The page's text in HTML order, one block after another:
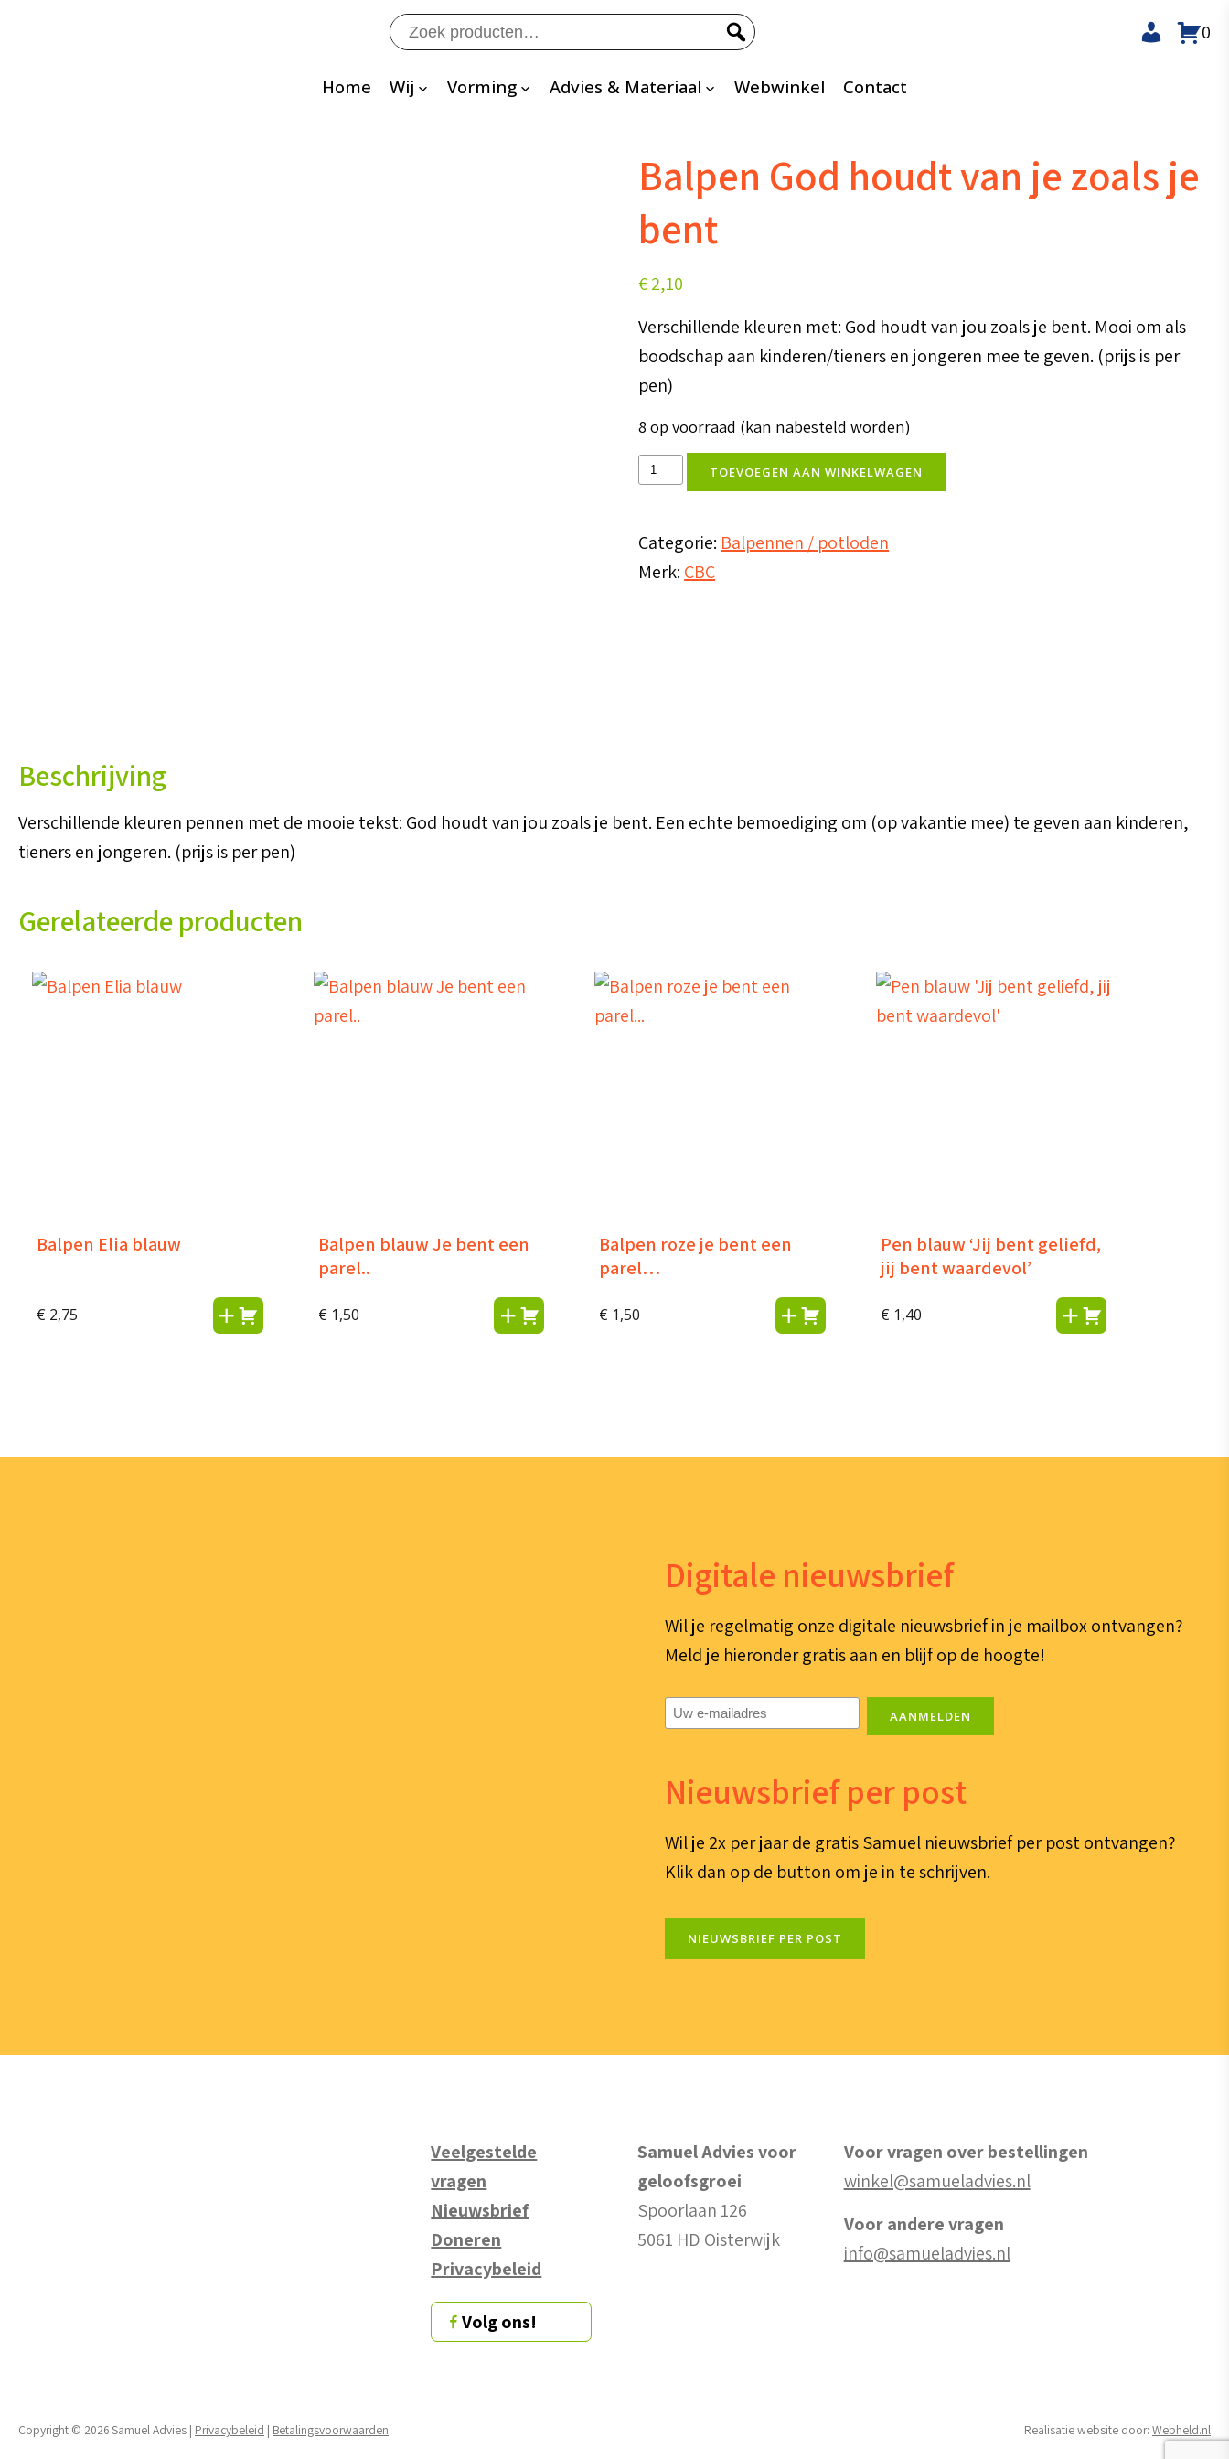
Zoeken
naar:
Home Wij Vorming Advies & Materiaal Webwinkel Contact
0
Balpen God houdt van je zoals je
bent
€2,10
Verschillende kleuren met: God houdt van jou zoals je bent. Mooi om als
boodschap aan kinderen/tieners en jongeren mee te geven. (prijs is per
pen)
8 op voorraad (kan nabesteld worden)
Balpen
van
je
TOEVOEGEN AAN WINKELWAGEN
Categorie: Balpennen / potloden
Merk: CBC
Beschrijving
Verschillende kleuren pennen met de mooie tekst: God houdt van jou zoals je bent. Een echte bemoediging om (op vakantie mee) te geven aan kinderen,
tieners en jongeren. (prijs is per pen)
Gerelateerde producten
Balpen Elia blauw
€ 2,75
Balpen blauw Je bent een
parel..
€ 1,50
Balpen roze je bent een
parel…
€ 1,50
Pen blauw ‘Jij bent geliefd,
jij bent waardevol’
€ 1,40
Digitale nieuwsbrief
Wil je regelmatig onze digitale nieuwsbrief in je mailbox ontvangen?
Meld je hieronder gratis aan en blijf op de hoogte!
E-
mailadres(Vereist)
AANMELDEN
Nieuwsbrief per post
Wil je 2x per jaar de gratis Samuel nieuwsbrief per post ontvangen?
Klik dan op de button om je in te schrijven.
NIEUWSBRIEF PER POST
Veelgestelde
vragen
Nieuwsbrief
Doneren
Privacybeleid
Volg ons!
Samuel Advies voor
geloofsgroei
Spoorlaan 126
5061 HD Oisterwijk
Voor vragen over bestellingen
winkel@samueladvies.nl
Voor andere vragen
info@samueladvies.nl
Copyright © 2026 Samuel Advies | Privacybeleid | Betalingsvoorwaarden Realisatie website door: Webheld.nl